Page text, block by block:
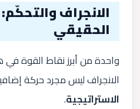
الانجراف
الحقيقي
واحدة من أبرز نقاط القوة
الانجراف ليس مجرد حركة
الاستراتيجية.